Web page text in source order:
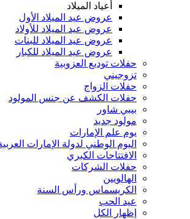
أعياد الميلاد
عروض عيد الميلاد الأول
عروض عيد الميلاد للأولاد
عروض عيد الميلاد للبنات
عروض عيد الميلاد للكبار
حفلات توديع العزوبية
تزوجيني
حفلات الزواج
حفلات الكشف عن جنس المولود
بيبي شاور
مولود جديد
يوم علم الإمارات
اليوم الوطني لدولة الإمارات
الافتتاحات الكبري
حفلات الشركات
الهالويين
الكريسماس ورأس السنة
عيد الحب
إظهار الكل